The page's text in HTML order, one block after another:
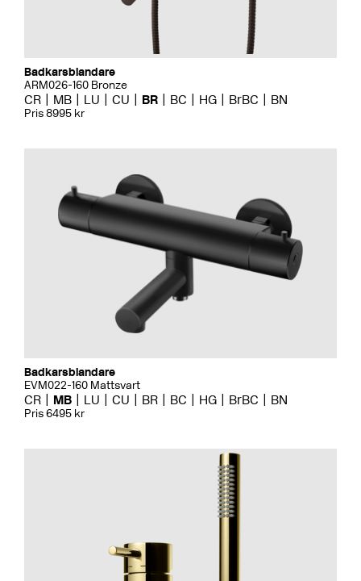
Badkarsblandare
ARM026-160 Bronze
CR MB LU CU BR BC HG BrBC BN
Pris 8995 kr
Badkarsblandare
EVM022-160 Mattsvart
CR MB LU CU BR BC HG BrBC BN
Pris 6495 kr